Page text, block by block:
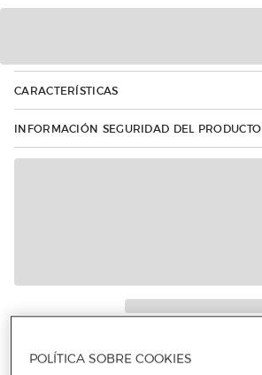
CARACTERÍSTICAS
INFORMACIÓN SEGURIDAD DEL PRODUCTO
POLÍTICA SOBRE COOKIES